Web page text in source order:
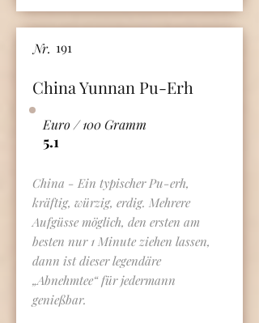
191
Nr.
China Yunnan Pu-Erh
5.1
Euro / 100 Gramm
China - Ein typischer Pu-erh,
kräftig, würzig, erdig. Mehrere
Aufgüsse möglich, den ersten am
besten nur 1 Minute ziehen lassen,
dann ist dieser legendäre
„Abnehmtee“ für jedermann
genießbar.